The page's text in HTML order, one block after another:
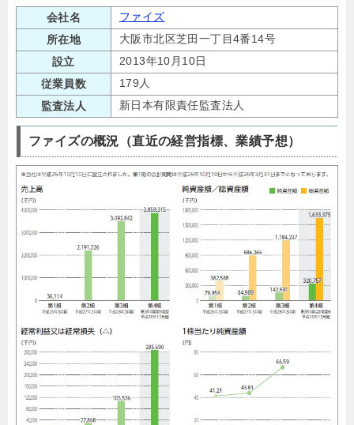
会社名
ファイズ
所在地
大阪市北区芝田一丁目4番14号
設立
2013年10月10日
従業員数
179人
監査法人
新日本有限責任監査法人
ファイズの概況（直近の経営指標、業績予想）